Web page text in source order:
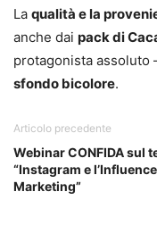
La qualità e la
anche dai pack di
protagonista assoluto
sfondo bicolore.
Articolo precedente
Webinar CONFIDA sul
“Instagram e
Marketing”